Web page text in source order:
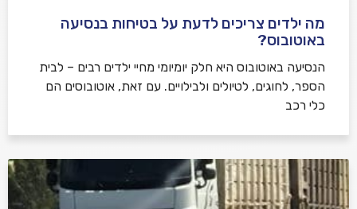
מה ילדים צריכים לדעת על בטיחות בנסיעה
באוטובוס?
הנסיעה באוטובוס היא חלק יומיומי מחיי ילדים רבים – לבית
הספר, לחוגים, לטיולים ולבילויים. עם זאת, אוטובוסים הם
כלי רכב